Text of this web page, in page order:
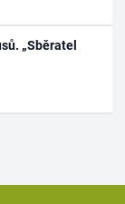
„Sběratel